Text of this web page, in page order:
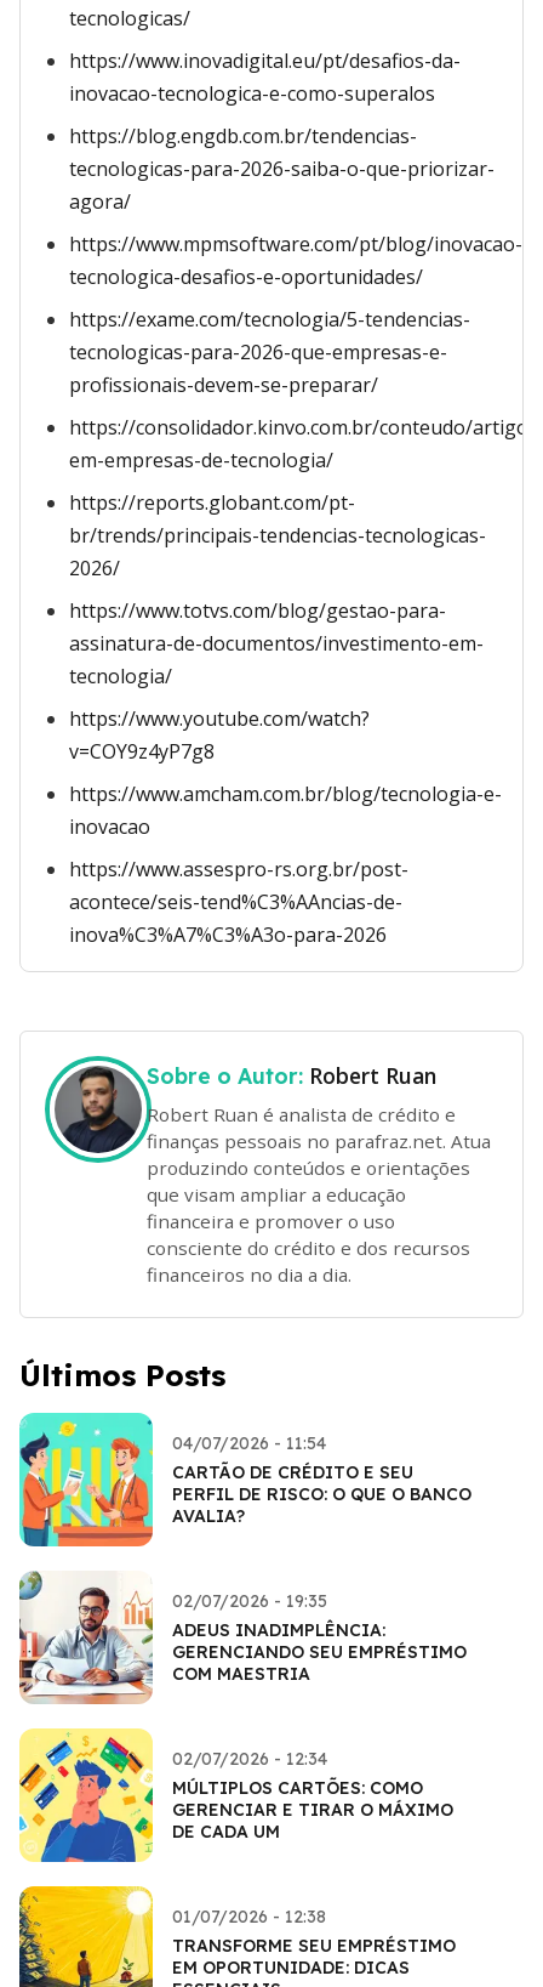
tecnologicas/
https://www.inovadigital.eu/pt/desafios-da-
inovacao-tecnologica-e-como-superalos
https://blog.engdb.com.br/tendencias-
tecnologicas-para-2026-saiba-o-que-priorizar-
agora/
https://www.mpmsoftware.com/pt/blog/inovacao-
tecnologica-desafios-e-oportunidades/
https://exame.com/tecnologia/5-tendencias-
tecnologicas-para-2026-que-empresas-e-
profissionais-devem-se-preparar/
https://consolidador.kinvo.com.br/conteudo/
em-empresas-de-tecnologia/
https://reports.globant.com/pt-
br/trends/principais-tendencias-tecnologicas-
2026/
https://www.totvs.com/blog/gestao-para-
assinatura-de-documentos/investimento-em-
tecnologia/
https://www.youtube.com/watch?
v=COY9z4yP7g8
https://www.amcham.com.br/blog/tecnologia-e-
inovacao
https://www.assespro-rs.org.br/post-
acontece/seis-tend%C3%AAncias-de-
inova%C3%A7%C3%A3o-para-2026
Sobre o Autor: Robert Ruan
Robert Ruan é analista de crédito e
finanças pessoais no parafraz.net. Atua
produzindo conteúdos e orientações
que visam ampliar a educação
financeira e promover o uso
consciente do crédito e dos recursos
financeiros no dia a dia.
Últimos Posts
04/07/2026 - 11:54
CARTÃO DE CRÉDITO E SEU
PERFIL DE RISCO: O QUE O BANCO
AVALIA?
02/07/2026 - 19:35
ADEUS INADIMPLÊNCIA:
GERENCIANDO SEU EMPRÉSTIMO
COM MAESTRIA
02/07/2026 - 12:34
MÚLTIPLOS CARTÕES: COMO
GERENCIAR E TIRAR O MÁXIMO
DE CADA UM
01/07/2026 - 12:38
TRANSFORME SEU EMPRÉSTIMO
EM OPORTUNIDADE: DICAS